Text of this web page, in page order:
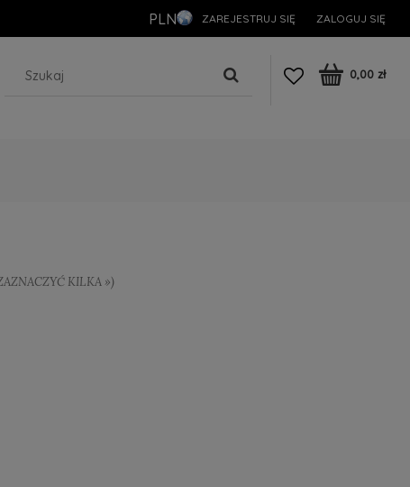
PLN ZAREJESTRUJ SIĘ ZALOGUJ SIĘ
0,00 zł
KILKA »)